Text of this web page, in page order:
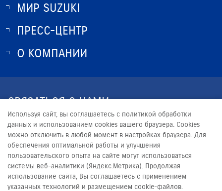
МИР SUZUKI
О SUZUKI
ОПТОВЫЕ ПРОДАЖИ ЗАПЧАСТЕЙ
ПРЕСС-ЦЕНТР
НОВОСТИ
О КОМПАНИИ
СВЯЗАТЬСЯ С НАМИ
+7 (351) 220-13-99
OP_ALLIANCE@SATURN2.RU
© 2026
Используя сайт, вы соглашаетесь с политикой обработки
данных и использованием cookies вашего браузера. Cookies
можно отключить в любой момент в настройках браузера. Для
обеспечения оптимальной работы и улучшения
пользовательского опыта на сайте могут использоваться
системы веб-аналитики (Яндекс.Метрика). Продолжая
использование сайта, Вы соглашаетесь с применением
указанных технологий и размещением cookie-файлов.